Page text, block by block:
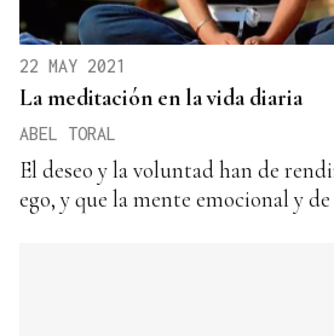
22 MAY 2021
La meditación en la vida diaria
ABEL TORAL
El deseo y la voluntad han de
ego, y que la mente emocional y de